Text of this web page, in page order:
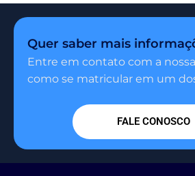
Quer saber mais
Entre em contato com a
como se matricular em um
FALE CONOSCO